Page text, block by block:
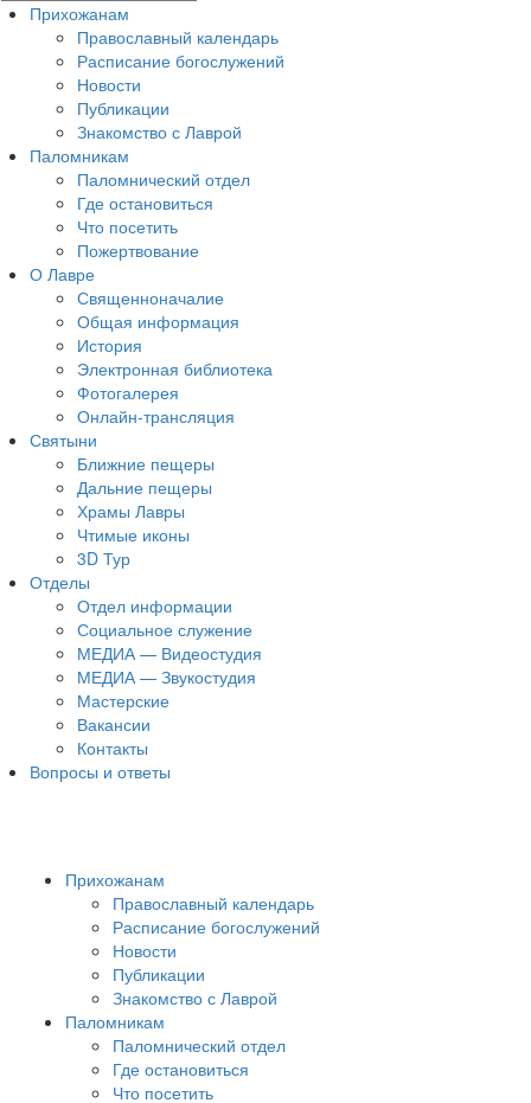
Прихожанам
Православный календарь
Расписание богослужений
Новости
Публикации
Знакомство с Лаврой
Паломникам
Паломнический отдел
Где остановиться
Что посетить
Пожертвование
О Лавре
Священноначалие
Общая информация
История
Электронная библиотека
Фотогалерея
Онлайн-трансляция
Святыни
Ближние пещеры
Дальние пещеры
Храмы Лавры
Чтимые иконы
3D Тур
Отделы
Отдел информации
Социальное служение
МЕДИА — Видеостудия
МЕДИА — Звукостудия
Мастерские
Вакансии
Контакты
Вопросы и ответы
Прихожанам
Православный календарь
Расписание богослужений
Новости
Публикации
Знакомство с Лаврой
Паломникам
Паломнический отдел
Где остановиться
Что посетить